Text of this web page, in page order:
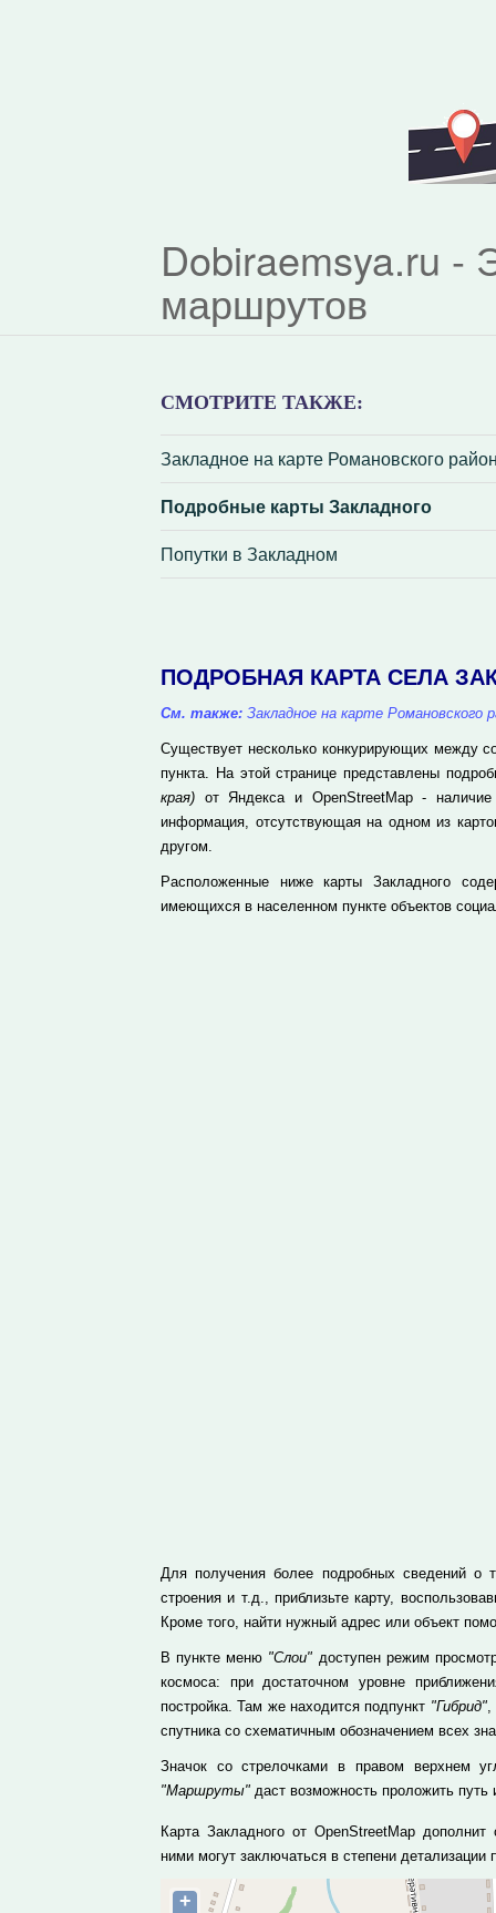
Dobiraemsya.ru -
маршрутов
СМОТРИТЕ ТАКЖЕ:
Закладное на карте Романовского
Подробные карты Закладного
Попутки в Закладном
ПОДРОБНАЯ КАРТА СЕЛА
См. также: Закладное на карте Романовского
Существует несколько конкурирующих между
пункта. На этой странице представлены
края) от Яндекса и OpenStreetMap -
информация, отсутствующая на одном из
другом.
Расположенные ниже карты Закладного
имеющихся в населенном пункте объектов
Для получения более подробных сведений
строения и т.д., приблизьте карту,
Кроме того, найти нужный адрес или объект
В пункте меню "Слои" доступен режим
космоса: при достаточном уровне
постройка. Там же находится подпункт "Гибрид",
спутника со схематичным обозначением всех
Значок со стрелочками в правом верхнем
"Маршруты" даст возможность проложить путь
Карта Закладного от OpenStreetMap
ними могут заключаться в степени
+